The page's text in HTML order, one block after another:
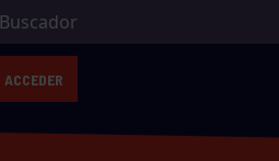
Buscador
ACCEDER